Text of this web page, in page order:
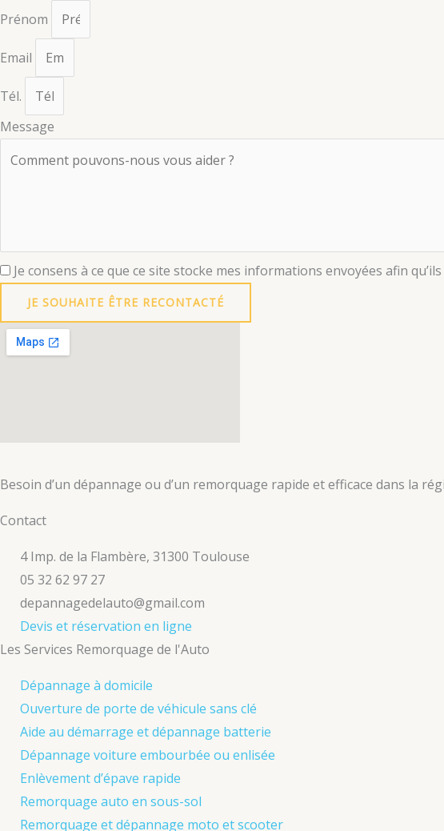
Prénom
Email
Tél.
Message
Je consens à ce que ce site stocke mes informations envoyées afin
JE SOUHAITE ÊTRE RECONTACTÉ
Besoin d’un dépannage ou d’un remorquage rapide et efficace dans la
Contact
4 Imp. de la Flambère, 31300 Toulouse
05 32 62 97 27
depannagedelauto@gmail.com
Devis et réservation en ligne
Les Services Remorquage de l'Auto
Dépannage à domicile
Ouverture de porte de véhicule sans clé
Aide au démarrage et dépannage batterie
Dépannage voiture embourbée ou enlisée
Enlèvement d’épave rapide
Remorquage auto en sous-sol
Remorquage et dépannage moto et scooter